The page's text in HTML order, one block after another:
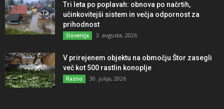
Tri leta po poplavah: obnova po načrtih,
učinkovitejši sistem in večja odpornost za
prihodnost
Slovenija 3. avgusta, 2026
V prirejenem objektu na območju Štor zasegli
več kot 500 rastlin konoplje
Razno 30. julija, 2026